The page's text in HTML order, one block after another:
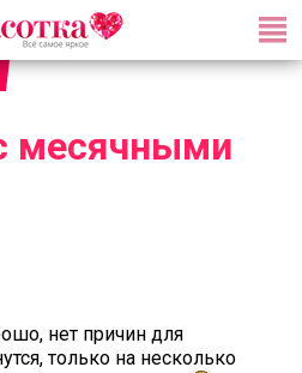
месячными
нет причин для
только на несколько